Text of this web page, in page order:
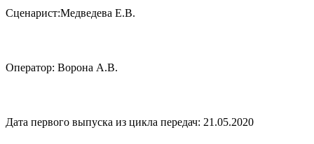
Сценарист:Медведева Е.В.
Оператор: Ворона А.В.
Дата первого выпуска из цикла передач: 21.05.2020